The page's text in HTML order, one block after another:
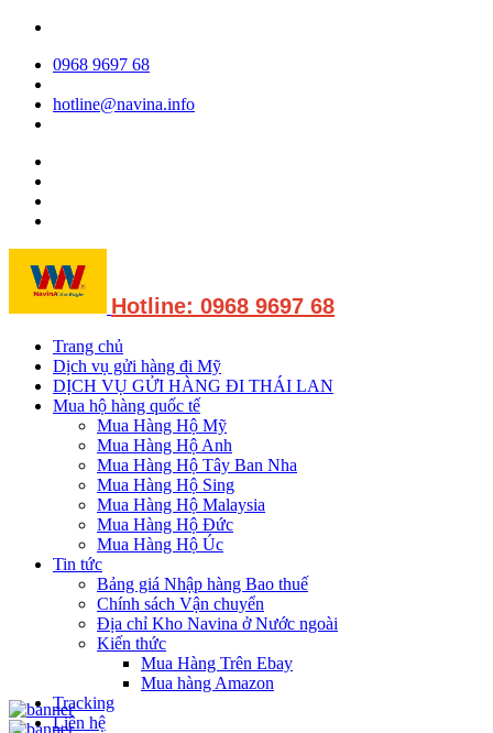
0968 9697 68
hotline@navina.info
Hotline: 0968 9697 68
Trang chủ
Dịch vụ gửi hàng đi Mỹ
DỊCH VỤ GỬI HÀNG ĐI THÁI LAN
Mua hộ hàng quốc tế
Mua Hàng Hộ Mỹ
Mua Hàng Hộ Anh
Mua Hàng Hộ Tây Ban Nha
Mua Hàng Hộ Sing
Mua Hàng Hộ Malaysia
Mua Hàng Hộ Đức
Mua Hàng Hộ Úc
Tin tức
Bảng giá Nhập hàng Bao thuế
Chính sách Vận chuyển
Địa chỉ Kho Navina ở Nước ngoài
Kiến thức
Mua Hàng Trên Ebay
Mua hàng Amazon
Tracking
Liên hệ